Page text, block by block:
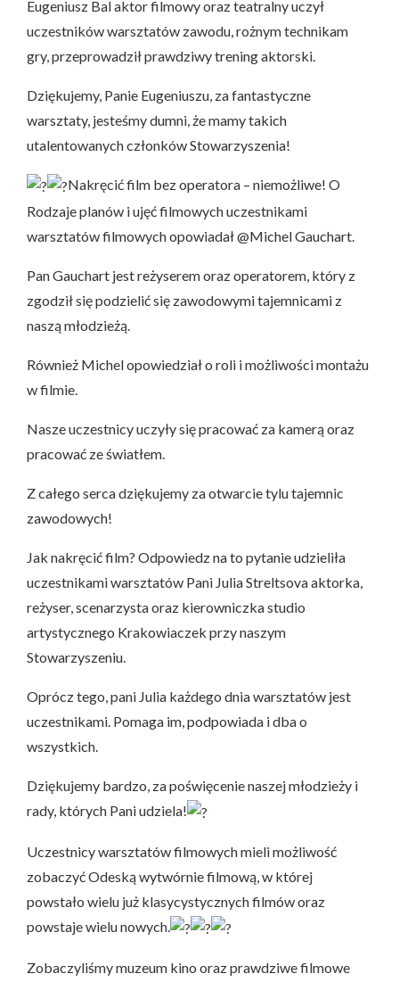
Eugeniusz Bal aktor filmowy oraz teatralny uczył
uczestników warsztatów zawodu, rożnym technikam
gry, przeprowadził prawdziwy trening aktorski.
Dziękujemy, Panie Eugeniuszu, za fantastyczne
warsztaty, jesteśmy dumni, że mamy takich
utalentowanych członków Stowarzyszenia!
Nakręcić film bez operatora – niemożliwe! O
Rodzaje planów i ujęć filmowych uczestnikami
warsztatów filmowych opowiadał @Michel Gauchart.
Pan Gauchart jest reżyserem oraz operatorem, który z
zgodził się podzielić się zawodowymi tajemnicami z
naszą młodzieżą.
Również Michel opowiedział o roli i możliwości montażu
w filmie.
Nasze uczestnicy uczyły się pracować za kamerą oraz
pracować ze światłem.
Z całego serca dziękujemy za otwarcie tylu tajemnic
zawodowych!
Jak nakręcić film? Odpowiedz na to pytanie udzieliła
uczestnikami warsztatów Pani Julia Streltsova aktorka,
reżyser, scenarzysta oraz kierowniczka studio
artystycznego Krakowiaczek przy naszym
Stowarzyszeniu.
Oprócz tego, pani Julia każdego dnia warsztatów jest
uczestnikami. Pomaga im, podpowiada i dba o
wszystkich.
Dziękujemy bardzo, za poświęcenie naszej młodzieży i
rady, których Pani udziela!
Uczestnicy warsztatów filmowych mieli możliwość
zobaczyć Odeską wytwórnie filmową, w której
powstało wielu już klasycystycznych filmów oraz
powstaje wielu nowych.
Zobaczyliśmy muzeum kino oraz prawdziwe filmowe